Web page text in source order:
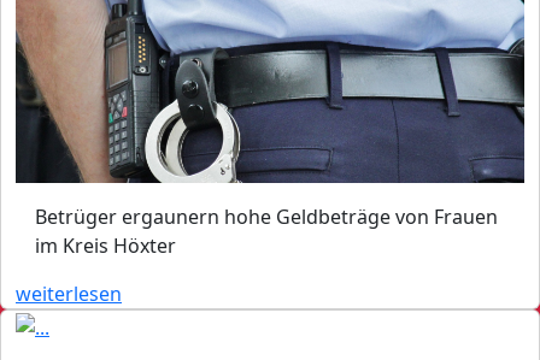
Betrüger ergaunern hohe Geldbeträge von Frauen
im Kreis Höxter
weiterlesen